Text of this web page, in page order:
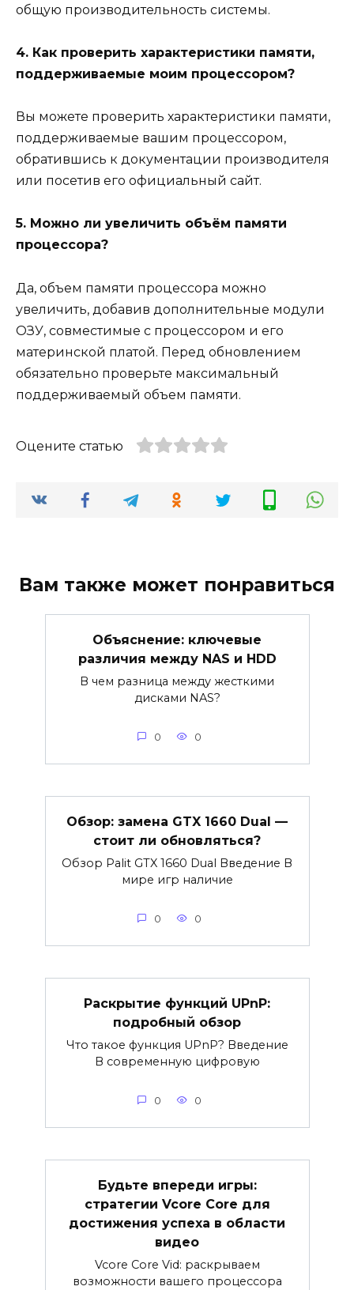
общую производительность системы.
4. Как проверить характеристики памяти,
поддерживаемые моим процессором?
Вы можете проверить характеристики памяти,
поддерживаемые вашим процессором,
обратившись к документации производителя
или посетив его официальный сайт.
5. Можно ли увеличить объём памяти
процессора?
Да, объем памяти процессора можно
увеличить, добавив дополнительные модули
ОЗУ, совместимые с процессором и его
материнской платой. Перед обновлением
обязательно проверьте максимальный
поддерживаемый объем памяти.
Оцените статью
Вам также может понравиться
Объяснение: ключевые
различия между NAS и HDD
В чем разница между жесткими
дисками NAS?
0 0
Обзор: замена GTX 1660 Dual —
стоит ли обновляться?
Обзор Palit GTX 1660 Dual Введение В
мире игр наличие
0 0
Раскрытие функций UPnP:
подробный обзор
Что такое функция UPnP? Введение
В современную цифровую
0 0
Будьте впереди игры:
стратегии Vcore Core для
достижения успеха в области
видео
Vcore Core Vid: раскрываем
возможности вашего процессора